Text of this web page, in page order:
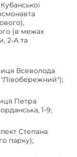
(в межах
2-А та
Всеволода
Петра
1-9;
Степана
парку);